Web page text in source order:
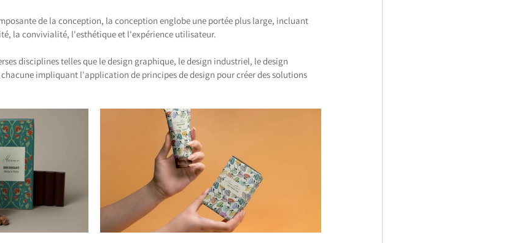
de la conception, la conception englobe une portée plus large, incluant
la convivialité, l'esthétique et l'expérience utilisateur.
disciplines telles que le design graphique, le design industriel, le design
impliquant l'application de principes de design pour créer des solutions